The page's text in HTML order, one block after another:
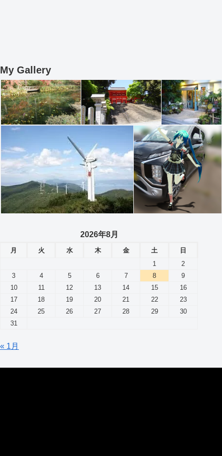
My Gallery
2026年8月
月 火 水 木 金 土
日
1
2
3
4 5 6 7 8
9
10
11 12 13 14 15
16
17
18 19 20 21 22
23
24
25 26 27 28 29
30
31
« 1月